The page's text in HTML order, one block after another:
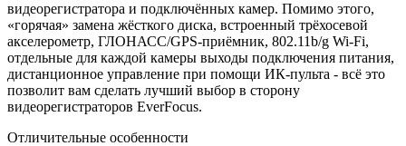
видеорегистратора и подключённых камер. Помимо этого,
«горячая» замена жёсткого диска, встроенный трёхосевой
акселерометр, ГЛОНАСС/GPS-приёмник, 802.11b/g Wi-Fi,
отдельные для каждой камеры выходы подключения питания,
дистанционное управление при помощи ИК-пульта - всё это
позволит вам сделать лучший выбор в сторону
видеорегистраторов EverFocus.
Отличительные особенности